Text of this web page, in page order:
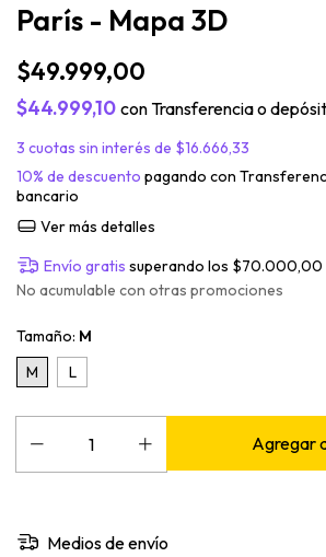
París - Mapa 3D
$49.999,00
$44.999,10 conTransferencia o
3 cuotas sin interés de $16.666,33
10% de descuento pagando con
bancario
Ver más detalles
Envío gratis superando los $70.000,00
No acumulable con otras promociones
Tamaño: M
M
L
Medios de envío